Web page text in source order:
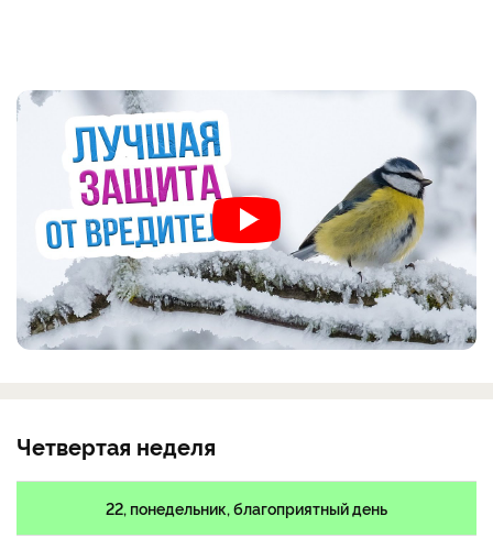
Четвертая неделя
22, понедельник, благоприятный день